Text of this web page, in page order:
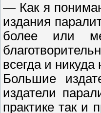
— Как я
издания
более или
всегда и
Большие
издатели
практике так и